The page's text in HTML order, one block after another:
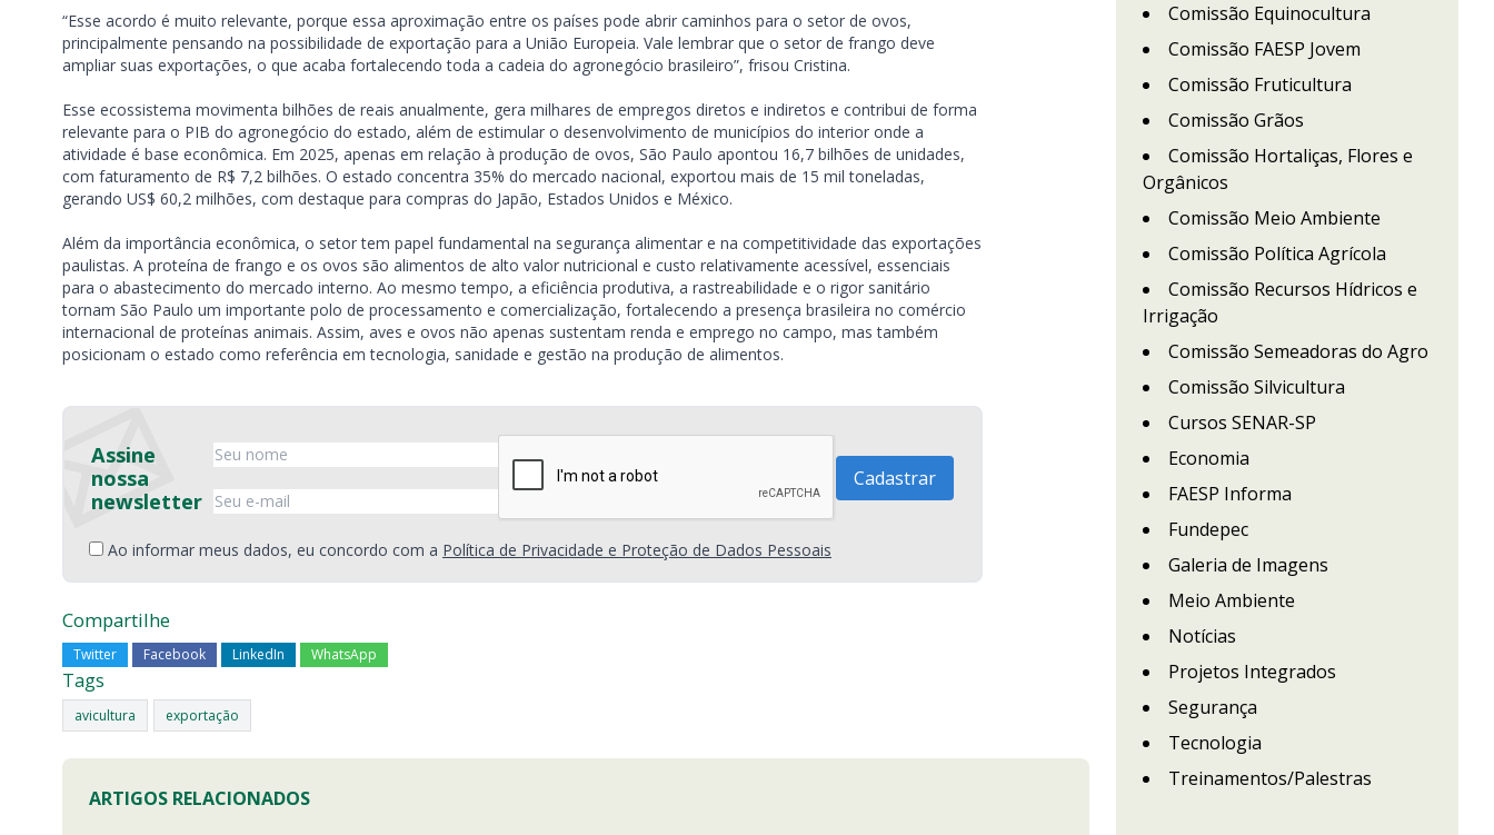
“Esse acordo é muito relevante, porque essa aproximação entre os países pode abrir caminhos para o setor de ovos,
principalmente pensando na possibilidade de exportação para a União Europeia. Vale lembrar que o setor de frango deve
ampliar suas exportações, o que acaba fortalecendo toda a cadeia do agronegócio brasileiro”, frisou Cristina.
Esse ecossistema movimenta bilhões de reais anualmente, gera milhares de empregos diretos e indiretos e contribui de forma
relevante para o PIB do agronegócio do estado, além de estimular o desenvolvimento de municípios do interior onde a
atividade é base econômica. Em 2025, apenas em relação à produção de ovos, São Paulo apontou 16,7 bilhões de unidades,
com faturamento de R$ 7,2 bilhões. O estado concentra 35% do mercado nacional, exportou mais de 15 mil toneladas,
gerando US$ 60,2 milhões, com destaque para compras do Japão, Estados Unidos e México.
Além da importância econômica, o setor tem papel fundamental na segurança alimentar e na competitividade das exportações
paulistas. A proteína de frango e os ovos são alimentos de alto valor nutricional e custo relativamente acessível, essenciais
para o abastecimento do mercado interno. Ao mesmo tempo, a eficiência produtiva, a rastreabilidade e o rigor sanitário
tornam São Paulo um importante polo de processamento e comercialização, fortalecendo a presença brasileira no comércio
internacional de proteínas animais. Assim, aves e ovos não apenas sustentam renda e emprego no campo, mas também
posicionam o estado como referência em tecnologia, sanidade e gestão na produção de alimentos.
Assine
nossa
newsletter
Ao informar meus dados, eu concordo com a Política de Privacidade e Proteção de Dados Pessoais
Compartilhe
Twitter Facebook LinkedIn WhatsApp
Tags
avicultura exportação
ARTIGOS RELACIONADOS
Comissão Equinocultura
Comissão FAESP Jovem
Comissão Fruticultura
Comissão Grãos
Comissão Hortaliças, Flores e
Orgânicos
Comissão Meio Ambiente
Comissão Política Agrícola
Comissão Recursos Hídricos e
Irrigação
Comissão Semeadoras do Agro
Comissão Silvicultura
Cursos SENAR-SP
Economia
FAESP Informa
Fundepec
Galeria de Imagens
Meio Ambiente
Notícias
Projetos Integrados
Segurança
Tecnologia
Treinamentos/Palestras